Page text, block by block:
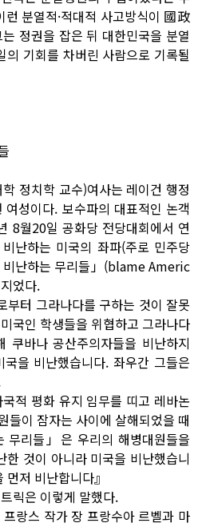
분열적·적대적 사고방식이 國政
정권을 잡은 뒤 대한민국을 분열
의 기회를 차버린 사람으로 기록될
정치학 교수)여사는 레이건 행정
성이다. 보수파의 대표적인 논객
8월20일 공화당 전당대회에서 연
난하는 미국의 좌파(주로 민주당
비난하는 무리들」(blame Americ
었다.
부터 그라나다를 구하는 것이 잘못
국인 학생들을 위협하고 그라나다
쿠바나 공산주의자들을 비난하지
을 비난했습니다. 좌우간 그들은
적 평화 유지 임무를 띠고 레바논
들이 잠자는 사이에 살해되었을 때
무리들」은 우리의 해병대원들을
한 것이 아니라 미국을 비난했습니
저 비난합니다』
릭은 이렇게 말했다.
프랑스 작가 장 프랑수아 르벨과 마